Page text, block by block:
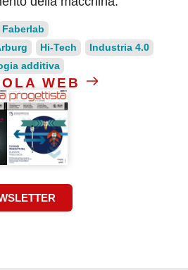
Faberlab
Hi-Tech
Industria 4.0
additiva
WEB